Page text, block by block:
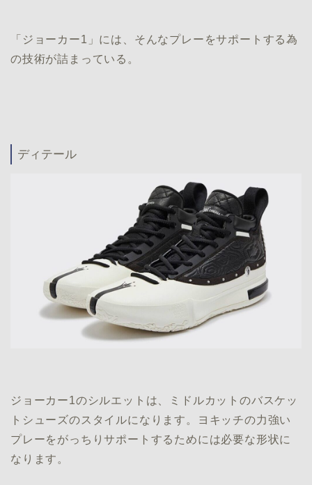
「ジョーカー1」には、そんなプレーをサポートする為
の技術が詰まっている。
ディテール
ジョーカー1のシルエットは、ミドルカットのバスケッ
トシューズのスタイルになります。ヨキッチの力強い
プレーをがっちりサポートするためには必要な形状に
なります。